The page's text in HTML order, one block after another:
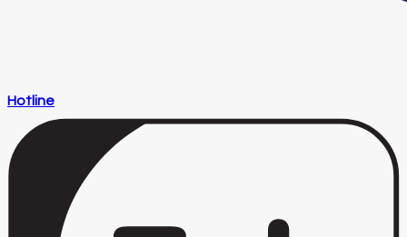
Hotline